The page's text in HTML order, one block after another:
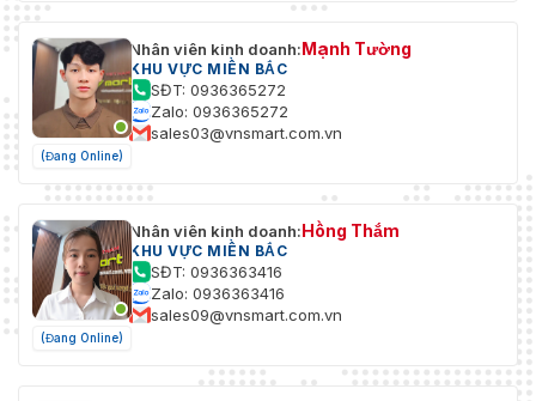
(Đang Online)
Nhân viên kinh doanh:Mạnh Tường
KHU VỰC MIỀN BẮC
SĐT: 0936365272
Zalo: 0936365272
sales03@vnsmart.com.vn
(Đang Online)
Nhân viên kinh doanh:Hồng Thắm
KHU VỰC MIỀN BẮC
SĐT: 0936363416
Zalo: 0936363416
sales09@vnsmart.com.vn